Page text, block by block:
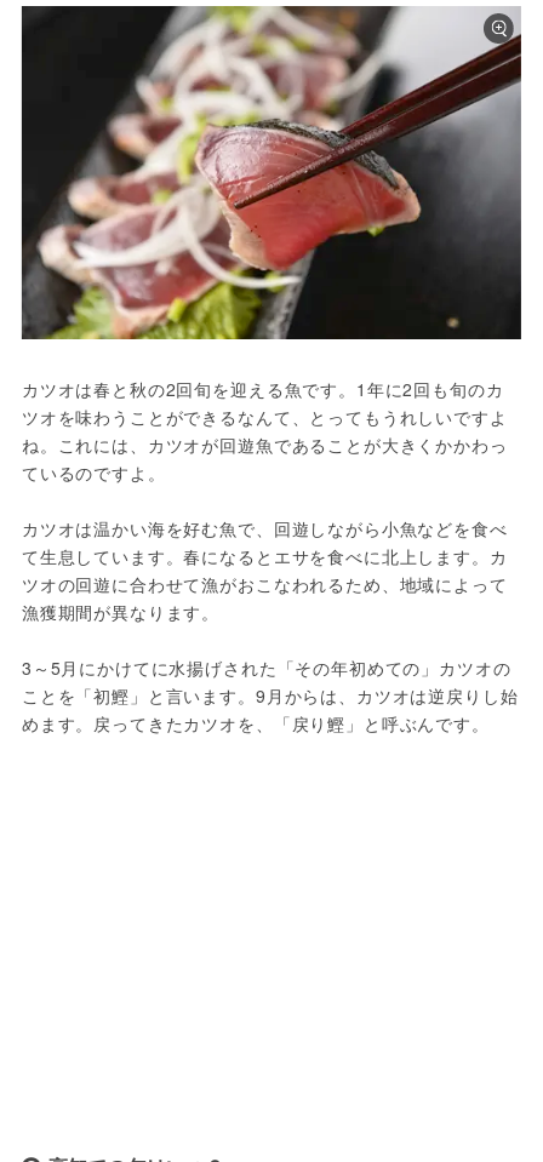
カツオは春と秋の2回旬を迎える魚です。1年に2回も旬のカ
ツオを味わうことができるなんて、とってもうれしいですよ
ね。これには、カツオが回遊魚であることが大きくかかわっ
ているのですよ。
カツオは温かい海を好む魚で、回遊しながら小魚などを食べ
て生息しています。春になるとエサを食べに北上します。カ
ツオの回遊に合わせて漁がおこなわれるため、地域によって
漁獲期間が異なります。
3～5月にかけてに水揚げされた「その年初めての」カツオの
ことを「初鰹」と言います。9月からは、カツオは逆戻りし始
めます。戻ってきたカツオを、「戻り鰹」と呼ぶんです。